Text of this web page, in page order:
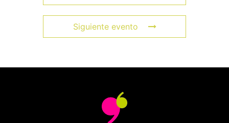
Siguiente evento